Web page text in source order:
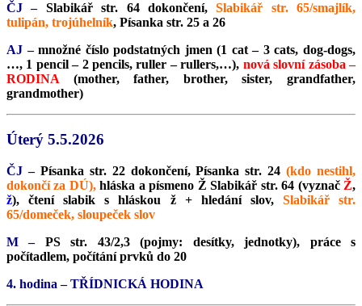
ČJ – Slabikář str. 64 dokončení,Slabikář str. 65/smajlík,
tulipán, trojúhelník, Písanka str. 25 a 26
AJ –množné číslo podstatných jmen (1 cat – 3 cats, dog-dogs,
…, 1 pencil – 2 pencils, ruller – rullers,…), nová slovní zásoba –
RODINA (mother, father, brother, sister, grandfather,
grandmother)
Úterý 5.5.2026
ČJ – Písanka str. 22 dokončení, Písanka str. 24 (kdo nestihl,
dokončí za DÚ),hláska a písmeno Ž Slabikář str. 64 (vyznač Ž,
ž), čtení slabik s hláskou ž + hledání slov,Slabikář str.
65/domeček, sloupeček slov
M – PS str. 43/2,3 (pojmy: desítky, jednotky), práce s
počítadlem, počítání prvků do 20
4. hodina – TŘÍDNICKÁ HODINA